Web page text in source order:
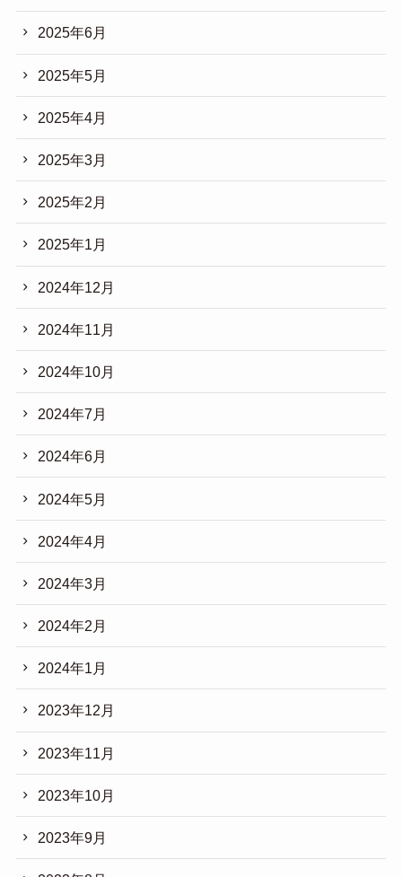
2025年6月
2025年5月
2025年4月
2025年3月
2025年2月
2025年1月
2024年12月
2024年11月
2024年10月
2024年7月
2024年6月
2024年5月
2024年4月
2024年3月
2024年2月
2024年1月
2023年12月
2023年11月
2023年10月
2023年9月